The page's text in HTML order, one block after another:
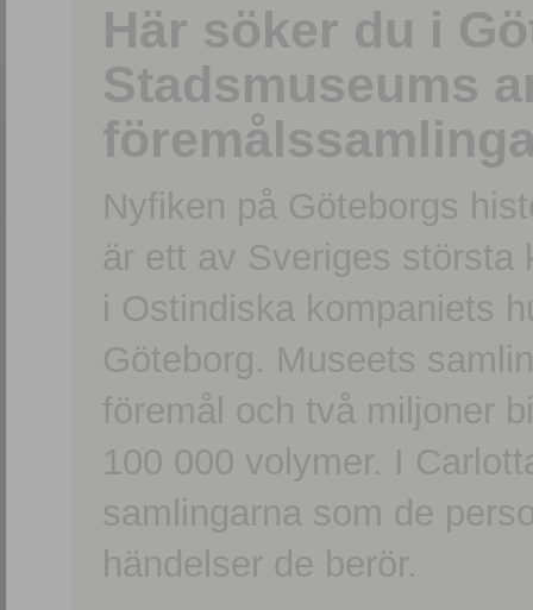
Här söker du i
Stadsmuseums
Nyfiken på Göteborgs
är ett av Sveriges största
i Ostindiska kompaniets
Göteborg. Museets
föremål och två miljoner
100 000 volymer. I
samlingarna som de
händelser de berör.